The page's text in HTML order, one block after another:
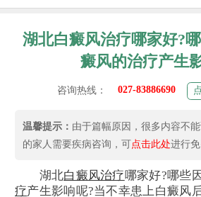
湖北白癜风治疗哪家好?
癜风的治疗产生
咨询热线： 027-83886690
温馨提示： 由于篇幅原因，很多内容不
的家人需要疾病咨询，可点击此处进行
湖北白癜风治疗哪家好?哪些
疗产生影响呢?当不幸患上白癜风